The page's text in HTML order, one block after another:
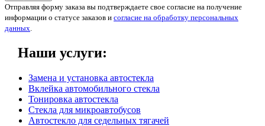
Отправляя форму заказа вы подтверждаете свое согласие на получение
информации о статусе заказов и согласие на обработку персональных
данных
Наши услуги:
Замена и установка автостекла
Вклейка автомобильного стекла
Тонировка автостекла
Стекла для микроавтобусов
Автостекло для седельных тягачей